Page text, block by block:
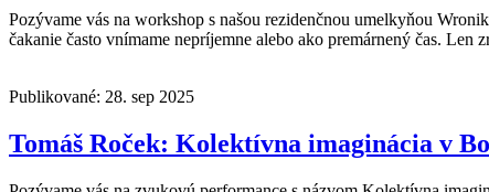
Pozývame vás na workshop s našou rezidenčnou umelkyňou
čakanie často vnímame nepríjemne alebo ako premárnený čas.
Publikované: 28. sep 2025
Tomáš Roček: Kolektívna imaginácia v